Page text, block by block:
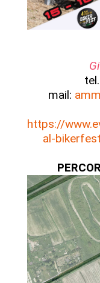
tel.
mail:
https://
al-